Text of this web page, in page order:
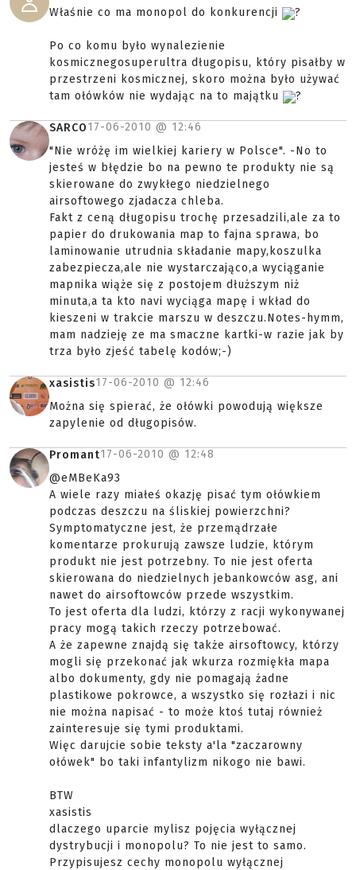
Właśnie co ma monopol do konkurencji
?
Po co komu było wynalezienie
kosmicznegosuperultra długopisu, który pisałby w
przestrzeni kosmicznej, skoro można było używać
tam ołówków nie wydając na to majątku
?
SARCO17-06-2010 @ 12:46
"Nie wróżę im wielkiej kariery w Polsce". -No to
jesteś w błędzie bo na pewno te produkty nie są
skierowane do zwykłego niedzielnego
airsoftowego zjadacza chleba.
Fakt z ceną długopisu trochę przesadzili,ale za to
papier do drukowania map to fajna sprawa, bo
laminowanie utrudnia składanie mapy,koszulka
zabezpiecza,ale nie wystarczająco,a wyciąganie
mapnika wiąże się z postojem dłuższym niż
minuta,a ta kto navi wyciąga mapę i wkład do
kieszeni w trakcie marszu w deszczu.Notes-hymm,
mam nadzieję ze ma smaczne kartki-w razie jak by
trza było zjeść tabelę kodów;-)
xasistis17-06-2010 @ 12:46
Można się spierać, że ołówki powodują większe
zapylenie od długopisów.
Promant17-06-2010 @ 12:48
@eMBeKa93
A wiele razy miałeś okazję pisać tym ołówkiem
podczas deszczu na śliskiej powierzchni?
Symptomatyczne jest, że przemądrzałe
komentarze prokurują zawsze ludzie, którym
produkt nie jest potrzebny. To nie jest oferta
skierowana do niedzielnych jebankowców asg, ani
nawet do airsoftowców przede wszystkim.
To jest oferta dla ludzi, którzy z racji wykonywanej
pracy mogą takich rzeczy potrzebować.
A że zapewne znajdą się także airsoftowcy, którzy
mogli się przekonać jak wkurza rozmiękła mapa
albo dokumenty, gdy nie pomagają żadne
plastikowe pokrowce, a wszystko się rozłazi i nic
nie można napisać - to może ktoś tutaj również
zainteresuje się tymi produktami.
Więc darujcie sobie teksty a'la "zaczarowny
ołówek" bo taki infantylizm nikogo nie bawi.
BTW
xasistis
dlaczego uparcie mylisz pojęcia wyłącznej
dystrybucji i monopolu? To nie jest to samo.
Przypisujesz cechy monopolu wyłącznej